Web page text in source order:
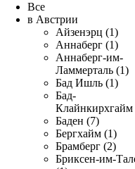
Все
в Австрии
Айзенэрц (1)
Аннаберг (1)
Аннаберг-им-
Ламмерталь (1)
Бад Ишль (1)
Бад-
Клайнкирхгайм
Баден (7)
Бергхайм (1)
Брамберг (2)
Бриксен-им-